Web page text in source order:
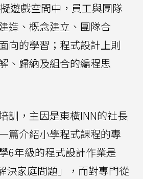
遊戲空間中，員工與團隊
造、概念建立、團隊合
向的學習；程式設計上則
、歸納及組合的編程思
訓，主因是東橫INN的社長
篇介紹小學程式課程的專
6年級的程式設計作業是
決家庭問題」，而對專門從